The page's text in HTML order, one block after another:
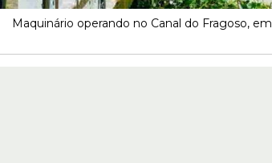
Maquinário operando no Canal do Fragoso,